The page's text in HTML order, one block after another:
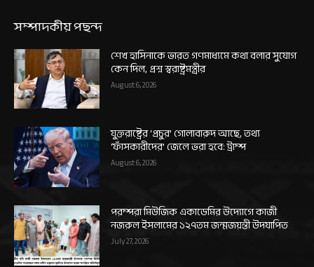
সম্পাদকীয় পছন্দ
শেখ হাসিনাকে ভারত গণমাধ্যমে কথা বলার সুযোগ
কেন দিল, প্রশ্ন স্বরাষ্ট্রমন্ত্রীর
August 6, 2026
যুক্তরাষ্ট্রের ‘প্রচুর’ গোলাবারুদ আছে, তথ্য
‘ফাঁসকারীদের’ জেলে ভরা হবে: ট্রাম্প
August 6, 2026
পরম্পরা মিউজিক একাডেমির উদ্যোগে কাজী
নজরুল ইসলামের ১২৭তম জন্মজয়ন্তী উদযাপিত
July 27, 2026